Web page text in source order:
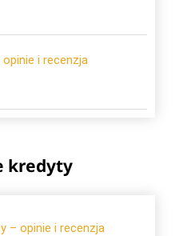
i recenzja
kredyty
– opinie i recenzja